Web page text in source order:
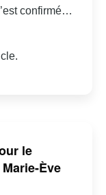
confirmé…
le
Ève